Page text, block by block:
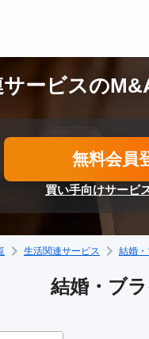
ービスの
無料会員
買い手向けサービ
生活関連サービス 結婚
結婚・ブ